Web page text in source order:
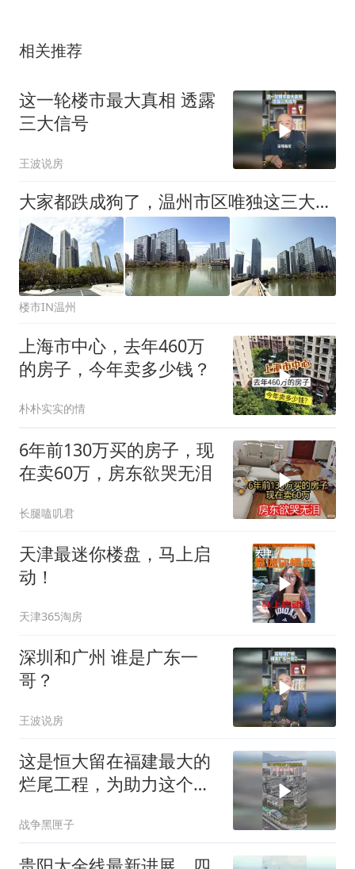
相关推荐
这一轮楼市最大真相 透露
三大信号
王波说房
大家都跌成狗了，温州市区唯独这三大豪宅房价“稳如泰山”！
楼市IN温州
上海市中心，去年460万
的房子，今年卖多少钱？
朴朴实实的情
6年前130万买的房子，现
在卖60万，房东欲哭无泪
长腿嗑叽君
天津最迷你楼盘，马上启
动！
天津365淘房
深圳和广州 谁是广东一
哥？
王波说房
这是恒大留在福建最大的
烂尾工程，为助力这个大
战争黑匣子